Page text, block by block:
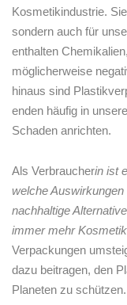
Kosmetikindustrie.
⁣sondern auch für
enthalten
möglicherweise
hinaus sind
enden häufig in
⁢Schaden anrichten.
Als Verbraucherin ist
welche
nachhaltige
immer mehr
Verpackungen
dazu⁤ beitragen, den​
Planeten zu schützen.